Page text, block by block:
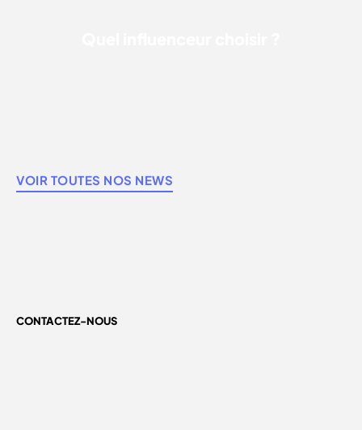
VOIR TOUTES NOS NEWS
CONTACTEZ-NOUS